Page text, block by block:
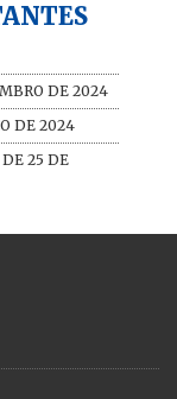
DE 2024
DE 2024
DE 25 DE